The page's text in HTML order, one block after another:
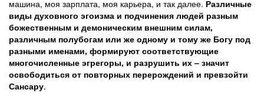
машина, моя зарплата, моя карьера, и так далее. Различные
виды духовного эгоизма и подчинения людей разным
божественным и демоническим внешним силам,
различным полубогам или же одному и тому же Богу под
разными именами, формируют соответствующие
многочисленные эгрегоры, и разрушить их – значит
освободиться от повторных перерождений и превзойти
Сансару.